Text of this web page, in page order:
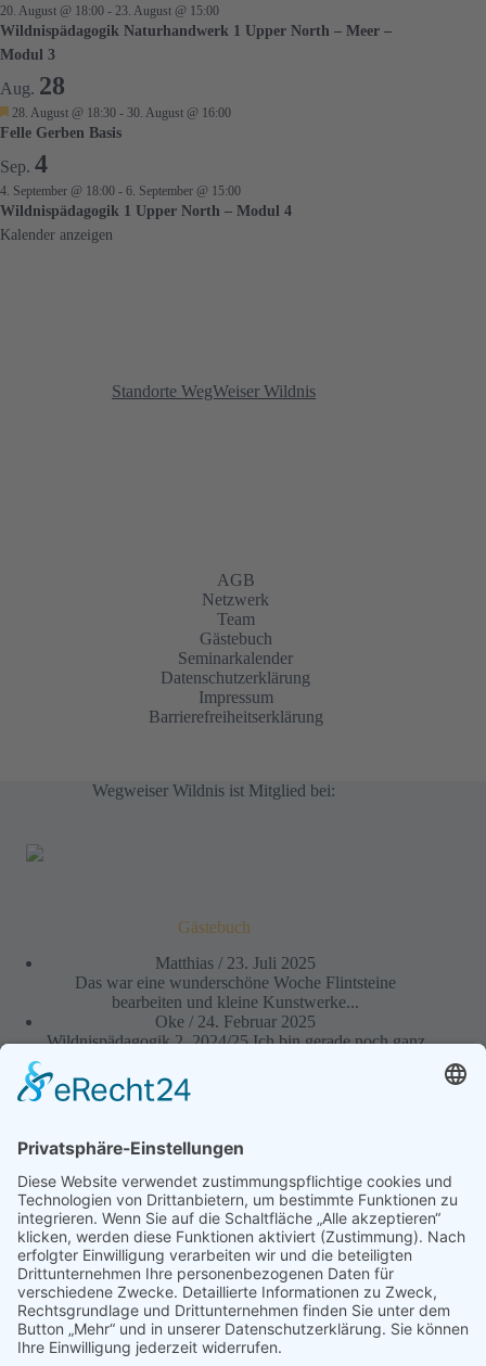
20. August @ 18:00 - 23. August @ 15:00
Wildnispädagogik Naturhandwerk 1 Upper North – Meer –
Modul 3
Aug. 28
H
e
v
r
g
e
28. August @ 18:30 - 30. August @ 16:00
Felle Gerben Basis
Sep. 4
4. September @ 18:00 - 6. September @ 15:00
Wildnispädagogik 1 Upper North – Modul 4
Kalender anzeigen
Standorte WegWeiser Wildnis
AGB
Netzwerk
Team
Gästebuch
Seminarkalender
Datenschutzerklärung
Impressum
Barrierefreiheitserklärung
Wegweiser Wildnis ist Mitglied bei:
Gästebuch
Matthias / 23. Juli 2025
Das war eine wunderschöne Woche Flintsteine
bearbeiten und kleine Kunstwerke...
Oke / 24. Februar 2025
Wildnispädagogik 2, 2024/25 Ich bin gerade noch ganz
Ben/
Die Zeit der wildnispädagogischen Ausbildung
Martin Gebhardt
Fakt ist: Das Jahr war für mich eine wundervolle
Reise...
Anne N./4. August 2024
Ich habe mich auf die Module gefreut und auch im...
zum Gästebuch